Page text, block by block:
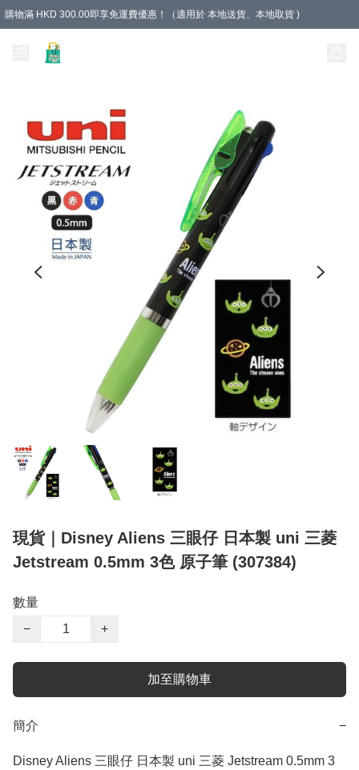
購物滿 HKD 300.00即享免運費優惠！（適用於 本地送貨、本地取貨 )
現貨｜Disney Aliens 三眼仔 日本製 uni 三菱
Jetstream 0.5mm 3色 原子筆 (307384)
數量
−
+
加至購物車
簡介 −
Disney Aliens 三眼仔 日本製 uni 三菱 Jetstream 0.5mm 3